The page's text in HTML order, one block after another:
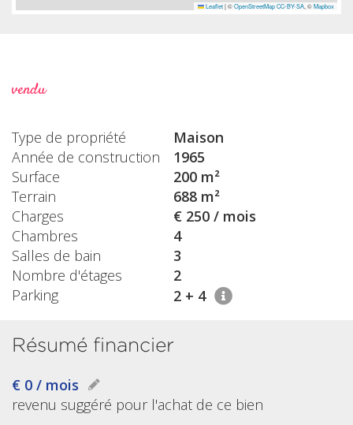
Leaflet |©OpenStreetMap CC-BY-SA, ©Mapbox
vendu
Type de propriété
Maison
Année de construction
1965
Surface
200 m²
Terrain
688 m²
Charges
€ 250 / mois
Chambres
4
Salles de bain
3
Nombre d'étages
2
Parking
2 + 4
Résumé financier
€ 0 / mois
revenu suggéré pour l'achat de ce bien